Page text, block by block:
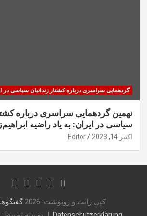
گردهمایی سراسری درباره کشتار زندانیان سیاسی در
نهمین گردهمایی سراسری درباره
سیاسی در ایران: به یاد راضیه
اکتبر 14, 2023 Editor
کپی رایت و رونوشت: 2026